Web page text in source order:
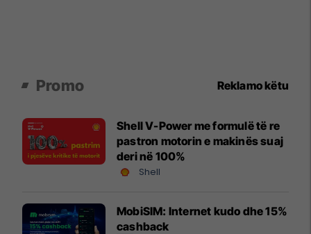
Promo Reklamo këtu
Shell V-Power me formulë të re
pastron motorin e makinës suaj
deri në 100%
Shell
MobiSIM: Internet kudo dhe 15%
cashback